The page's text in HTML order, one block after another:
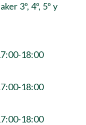
3º, 4º, 5º y
18:00
18:00
18:00